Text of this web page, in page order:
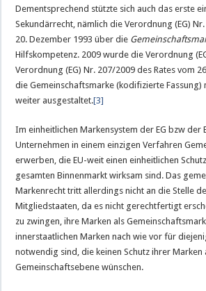
Dementsprechend stützte sich auch das erste
Sekundärrecht, nämlich die Verordnung (EG)
20. Dezember 1993 über die
Hilfskompetenz. 2009 wurde die Verordnung
Verordnung (EG) Nr. 207/2009 des Rates vom
die Gemeinschaftsmarke (kodifizierte Fassung)
weiter ausgestaltet.[3]
Im einheitlichen Markensystem der EG bzw der
Unternehmen in einem einzigen Verfahren
erwerben, die EU-weit einen einheitlichen
gesamten Binnenmarkt wirksam sind. Das
Markenrecht tritt allerdings nicht an die Stelle
Mitgliedstaaten, da es nicht gerechtfertigt
zu zwingen, ihre Marken als
innerstaatlichen Marken nach wie vor für
notwendig sind, die keinen Schutz ihrer Marken
Gemeinschaftsebene wünschen.